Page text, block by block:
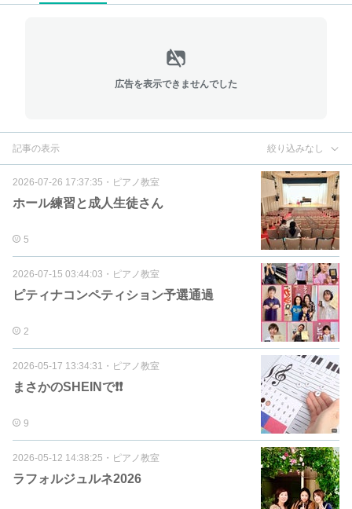
広告を表示できませんでした
記事の表示 絞り込みなし
2026-07-26 17:37:35 ・ ピアノ教室
ホール練習と成人生徒さん
5
2026-07-15 03:44:03 ・ ピアノ教室
ピティナコンペティション予選通過
2
2026-05-17 13:34:31 ・ ピアノ教室
まさかのSHEINで❗️❗️
9
2026-05-12 14:38:25 ・ ピアノ教室
ラフォルジュルネ2026